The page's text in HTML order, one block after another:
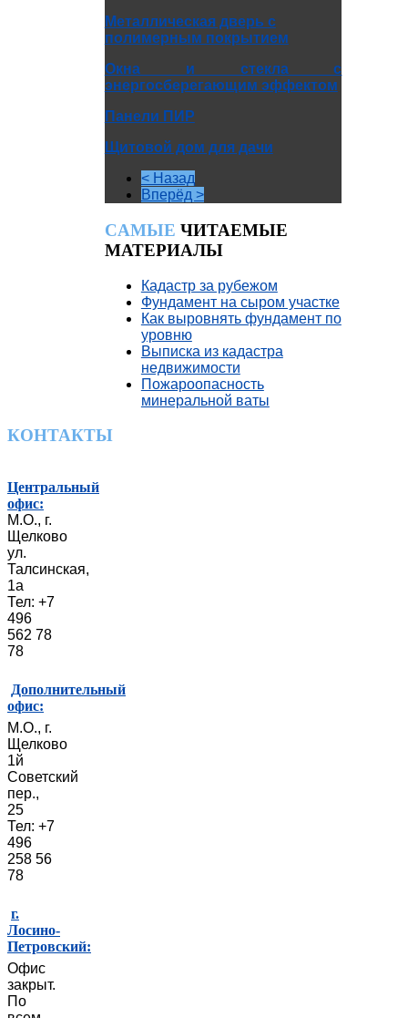
Металлическая дверь с
полимерным покрытием
Окна и стекла с
энергосберегающим эффектом
Панели ПИР
Щитовой дом для дачи
< Назад
Вперёд >
CАМЫЕ ЧИТАЕМЫЕ
МАТЕРИАЛЫ
Кадастр за рубежом
Фундамент на сыром участке
Как выровнять фундамент по
уровню
Выписка из кадастра
недвижимости
Пожароопасность
минеральной ваты
КОНТАКТЫ
Центральный
офис:
М.О., г.
Щелково
ул.
Талсинская,
1а
Тел: +7
496
562 78
78
Дополнительный
офис:
М.О., г.
Щелково
1й
Советский
пер.,
25
Тел: +7
496
258 56
78
г.
Лосино-
Петровский:
Офис
закрыт.
По